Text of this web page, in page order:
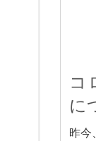
コ
に
昨今